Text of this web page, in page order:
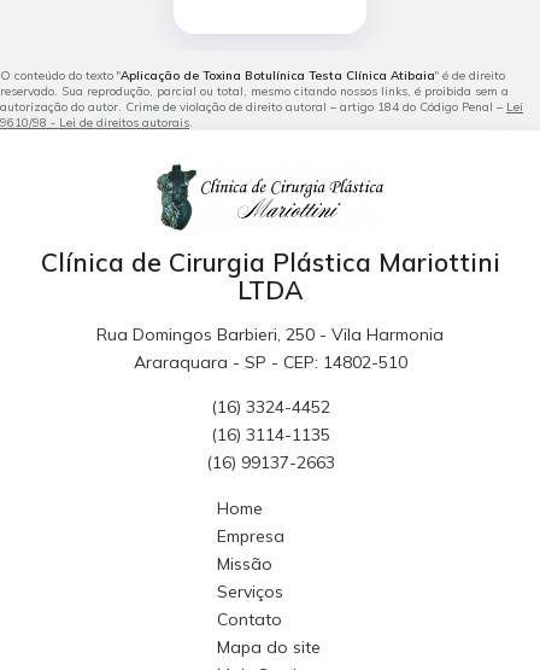
O conteúdo do texto "Aplicação de Toxina Botulínica Testa Clínica Atibaia" é de direito
reservado. Sua reprodução, parcial ou total, mesmo citando nossos links, é proibida sem a
autorização do autor. Crime de violação de direito autoral – artigo 184 do Código Penal – Lei
9610/98 - Lei de direitos autorais.
Clínica de Cirurgia Plástica Mariottini
LTDA
Rua Domingos Barbieri, 250 - Vila Harmonia
Araraquara - SP - CEP: 14802-510
(16) 3324-4452
(16) 3114-1135
(16) 99137-2663
Home
Empresa
Missão
Serviços
Contato
Mapa do site